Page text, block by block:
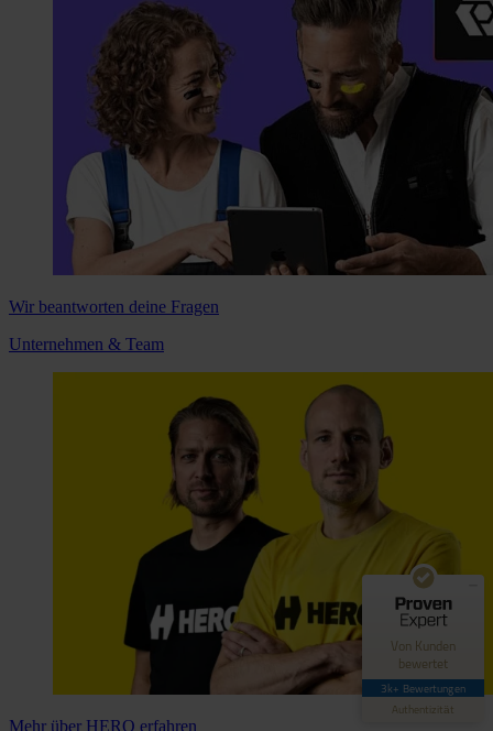
Wir beantworten deine Fragen
Unternehmen & Team
Mehr über HERO erfahren
Von Kunden
bewertet
3k+ Bewertungen
Authentizität
Kundenbewertungen und Erfahrungen zu
Hero Software
ProvenExpert.com
4,42 / 5,00
62
Bewertungen auf
ProvenExpert.com
3.035
Bewertungen von 4
anderen Quellen
Blick aufs ProvenExpert-Profil werfen